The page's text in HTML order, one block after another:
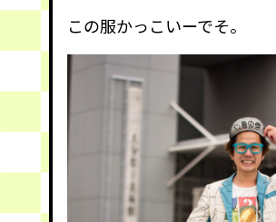
この服かっこいーでそ。